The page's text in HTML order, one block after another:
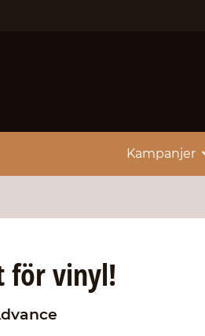
Kampanjer
för vinyl!